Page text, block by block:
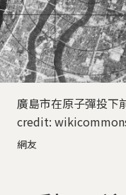
廣島市在原子彈投
credit:
網友